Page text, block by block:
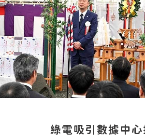
綠電吸引數據中心